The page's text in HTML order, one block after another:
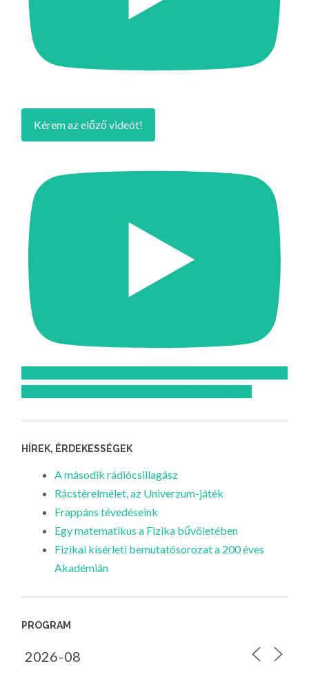
Kérem az előző videót!
HÍREK, ÉRDEKESSÉGEK
A második rádiócsillagász
Rácstérelmélet, az Univerzum-játék
Frappáns tévedéseink
Egy matematikus a Fizika bűvöletében
Fizikai kísérleti bemutatósorozat a 200 éves
Akadémián
PROGRAM